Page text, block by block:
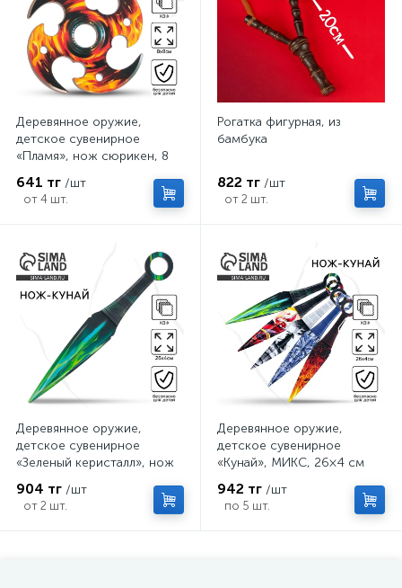
Деревянное оружие,
детское сувенирное
«Пламя», нож сюрикен, 8
641 тг /шт
от 4 шт.
Рогатка фигурная, из
бамбука
822 тг /шт
от 2 шт.
Деревянное оружие,
детское сувенирное
«Зеленый керисталл», нож
904 тг /шт
от 2 шт.
Деревянное оружие,
детское сувенирное
«Кунай», МИКС, 26×4 см
942 тг /шт
по 5 шт.